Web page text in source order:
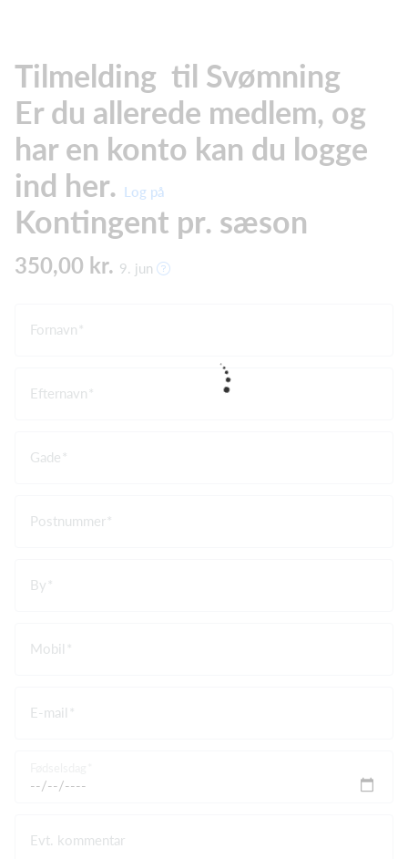
Tilmelding til Svømning
Er du allerede medlem, og
har en konto kan du logge
ind her. Log på
Kontingent pr. sæson
350,00 kr. 9. jun
Fornavn
Efternavn
Gade
Postnummer
By
Mobil
E-mail
Evt. kommentar